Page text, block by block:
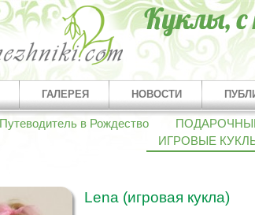
ГАЛЕРЕЯ НОВОСТИ
Путеводитель в Рождество
ИГРОВЫЕ
Lena (игровая кукла)